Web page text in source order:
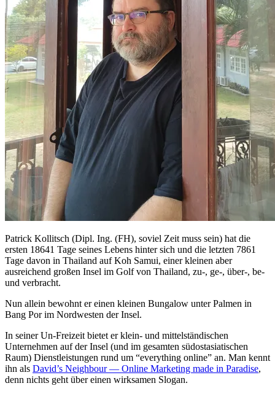
Patrick Kollitsch (Dipl. Ing. (FH), soviel Zeit muss sein) hat die
ersten 18641 Tage seines Lebens hinter sich und die letzten 7861
Tage davon in Thailand auf Koh Samui, einer kleinen aber
ausreichend großen Insel im Golf von Thailand, zu-, ge-, über-, be-
und verbracht.
Nun allein bewohnt er einen kleinen Bungalow unter Palmen in
Bang Por im Nordwesten der Insel.
In seiner Un-Freizeit bietet er klein- und mittelständischen
Unternehmen auf der Insel (und im gesamten südostasiatischen
Raum) Dienstleistungen rund um “everything online” an. Man kennt
ihn als David’s Neighbour — Online Marketing made in Paradise,
denn nichts geht über einen wirksamen Slogan.